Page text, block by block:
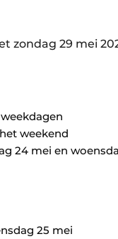
zondag 29 mei
weekend
24 mei en
25 mei